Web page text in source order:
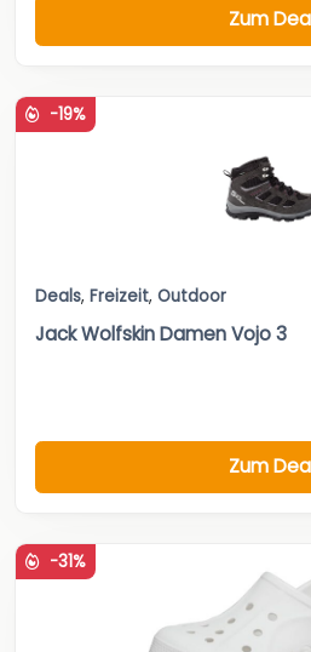
Zum
-19%
Deals, Freizeit, Outdoor
Jack Wolfskin Damen Vojo 3
Zum
-31%